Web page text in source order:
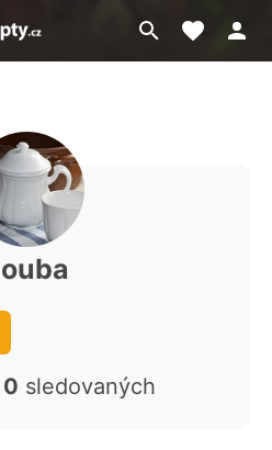
Přejít
na
Moje
0 sledovaných